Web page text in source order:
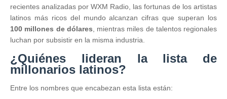
recientes analizadas por WXM Radio, las fortunas de los artistas
latinos más ricos del mundo alcanzan cifras que superan los
100 millones de dólares , mientras miles de talentos regionales
luchan por subsistir en la misma industria.
¿Quiénes lideran la lista de
millonarios latinos?
Entre los nombres que encabezan esta lista están: